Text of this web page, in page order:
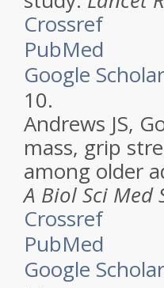
Crossref
PubMed
Google Scholar
10.
Andrews JS,
mass, grip
among older
A Biol Sci Med
Crossref
PubMed
Google Scholar